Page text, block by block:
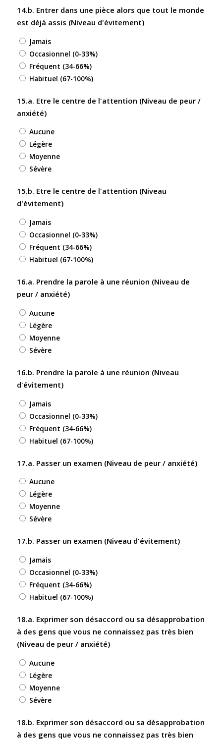
14.b. Entrer dans une pièce alors que tout le monde
est déjà assis (Niveau d'évitement)
Jamais
Occasionnel (0-33%)
Fréquent (34-66%)
Habituel (67-100%)
15.a. Etre le centre de l'attention (Niveau de peur /
anxiété)
Aucune
Légère
Moyenne
Sévère
15.b. Etre le centre de l'attention (Niveau
d'évitement)
Jamais
Occasionnel (0-33%)
Fréquent (34-66%)
Habituel (67-100%)
16.a. Prendre la parole à une réunion (Niveau de
peur / anxiété)
Aucune
Légère
Moyenne
Sévère
16.b. Prendre la parole à une réunion (Niveau
d'évitement)
Jamais
Occasionnel (0-33%)
Fréquent (34-66%)
Habituel (67-100%)
17.a. Passer un examen (Niveau de peur / anxiété)
Aucune
Légère
Moyenne
Sévère
17.b. Passer un examen (Niveau d'évitement)
Jamais
Occasionnel (0-33%)
Fréquent (34-66%)
Habituel (67-100%)
18.a. Exprimer son désaccord ou sa désapprobation
à des gens que vous ne connaissez pas très bien
(Niveau de peur / anxiété)
Aucune
Légère
Moyenne
Sévère
18.b. Exprimer son désaccord ou sa désapprobation
à des gens que vous ne connaissez pas très bien